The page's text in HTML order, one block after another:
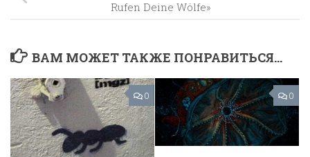
Rufen Deine Wölfe»
ВАМ МОЖЕТ ТАКЖЕ ПОНРАВИТЬСЯ...
0 0